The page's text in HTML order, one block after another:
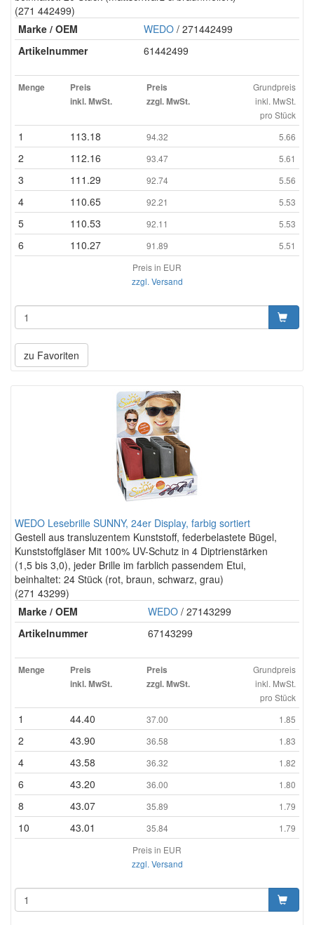
(271 442499)
Marke / OEM
WEDO / 271442499
Artikelnummer
61442499
Menge
Preis
inkl. MwSt.
Preis
zzgl. MwSt.
Grundpreis
inkl. MwSt.
pro Stück
1 113.18 94.32 5.66
2 112.16 93.47 5.61
3 111.29 92.74 5.56
4 110.65 92.21 5.53
5 110.53 92.11 5.53
6 110.27 91.89
5.51
Preis in EUR
zzgl. Versand
zu Favoriten
WEDO Lesebrille SUNNY, 24er Display, farbig sortiert
Gestell aus transluzentem Kunststoff, federbelastete Bügel,
Kunststoffgläser Mit 100% UV-Schutz in 4 Diptrienstärken
(1,5 bis 3,0), jeder Brille im farblich passendem Etui,
beinhaltet: 24 Stück (rot, braun, schwarz, grau)
(271 43299)
Marke / OEM
WEDO / 27143299
Artikelnummer
67143299
Menge
Preis
inkl. MwSt.
Preis
zzgl. MwSt.
Grundpreis
inkl. MwSt.
pro Stück
1 44.40 37.00 1.85
2 43.90 36.58 1.83
4 43.58 36.32 1.82
6 43.20 36.00 1.80
8 43.07 35.89 1.79
10 43.01 35.84
1.79
Preis in EUR
zzgl. Versand